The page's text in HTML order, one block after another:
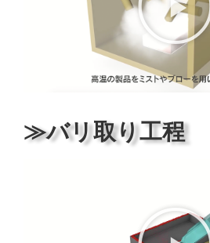
≫バリ取り工程